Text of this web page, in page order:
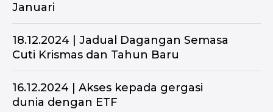
Januari
18.12.2024 | Jadual Dagangan Semasa
Cuti Krismas dan Tahun Baru
16.12.2024 | Akses kepada gergasi
dunia dengan ETF